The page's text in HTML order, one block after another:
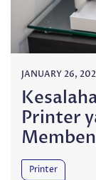
JANUARY 26,
Printer
Printer